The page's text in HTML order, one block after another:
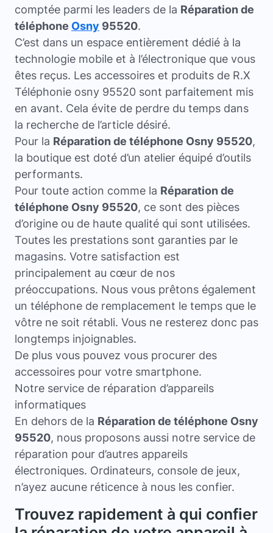
comptée parmi les leaders de la Réparation de
téléphone Osny 95520.
C’est dans un espace entièrement dédié à la
technologie mobile et à l’électronique que vous
êtes reçus. Les accessoires et produits de R.X
Téléphonie osny 95520 sont parfaitement mis
en avant. Cela évite de perdre du temps dans
la recherche de l’article désiré.
Pour la Réparation de téléphone Osny 95520,
la boutique est doté d’un atelier équipé d’outils
performants.
Pour toute action comme la Réparation de
téléphone Osny 95520, ce sont des pièces
d’origine ou de haute qualité qui sont utilisées.
Toutes les prestations sont garanties par le
magasins. Votre satisfaction est
principalement au cœur de nos
préoccupations. Nous vous prêtons également
un téléphone de remplacement le temps que le
vôtre ne soit rétabli. Vous ne resterez donc pas
longtemps injoignables.
De plus vous pouvez vous procurer des
accessoires pour votre smartphone.
Notre service de réparation d’appareils
informatiques
En dehors de la Réparation de téléphone Osny
95520, nous proposons aussi notre service de
réparation pour d’autres appareils
électroniques. Ordinateurs, console de jeux,
n’ayez aucune réticence à nous les confier.
Trouvez rapidement à qui confier